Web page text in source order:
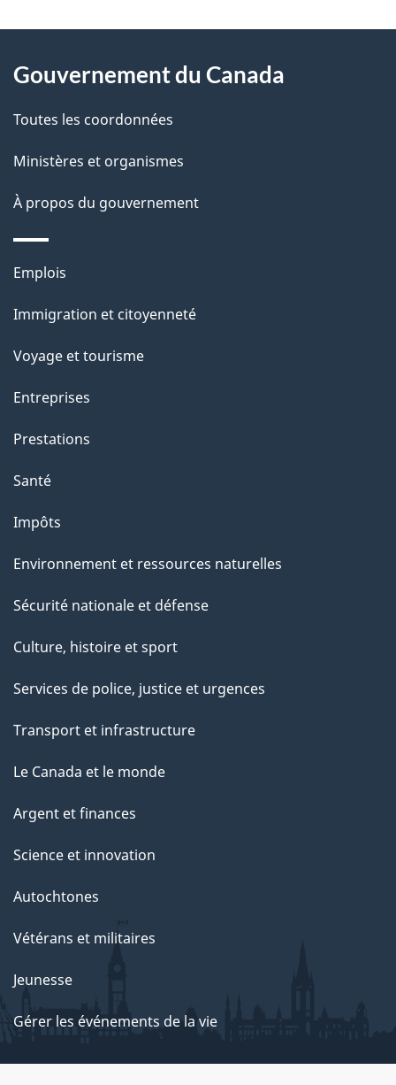
i
l
s
d
e
l
a
p
a
g
e
propos
de
ce
site
Gouvernement du Canada
Toutes les coordonnées
Ministères et organismes
À propos du gouvernement
Thèmes
sujets
Emplois
Immigration et citoyenneté
Voyage et tourisme
Entreprises
Prestations
Santé
Impôts
Environnement et ressources naturelles
Sécurité nationale et défense
Culture, histoire et sport
Services de police, justice et urgences
Transport et infrastructure
Le Canada et le monde
Argent et finances
Science et innovation
Autochtones
Vétérans et militaires
Jeunesse
Gérer les événements de la vie